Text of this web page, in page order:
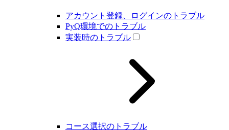
アカウント登録、ログインのトラブル
PyQ環境でのトラブル
実装時のトラブル
コース選択のトラブル